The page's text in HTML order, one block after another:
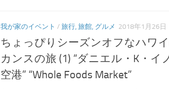
我が家のイベント / 旅行, 旅館, グルメ 2018年1月26日
ちょっぴりシーズンオフなハワ
カンスの旅 (1) “ダニエル・K・イ
空港” “Whole Foods Market”